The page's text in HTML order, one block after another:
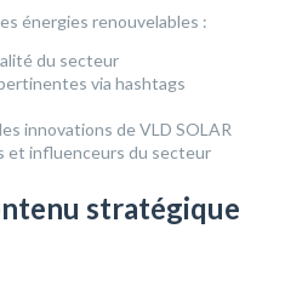
énergies renouvelables :
du secteur
via hashtags
innovations de VLD SOLAR
et influenceurs du secteur
stratégique